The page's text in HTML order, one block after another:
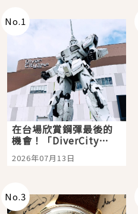
No.1
在台場欣賞鋼彈最後的
機會！「DiverCity
Tokyo Plaza」搭船、
購物、美食及夜景，一
2026年07月13日
No.3